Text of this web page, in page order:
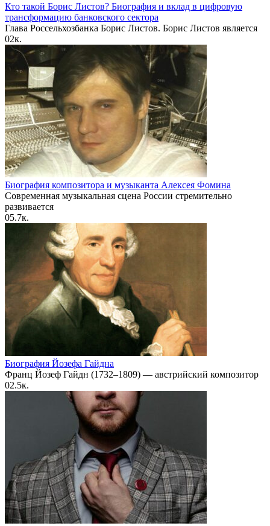
Кто такой Борис Листов? Биография и вклад в цифровую
трансформацию банковского сектора
Глава Россельхозбанка Борис Листов. Борис Листов является
02к.
Биография композитора и музыканта Алексея Фомина
Современная музыкальная сцена России стремительно
развивается
05.7к.
Биография Йозефа Гайдна
Франц Йозеф Гайдн (1732–1809) — австрийский композитор
02.5к.